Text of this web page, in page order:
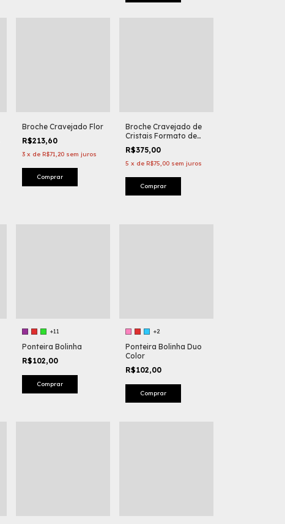
Broche Cravejado Flor
R$213,60
3 x de R$71,20 sem juros
Broche Cravejado de
Cristais Formato de
Flor
R$375,00
5 x de R$75,00 sem juros
+11
Ponteira Bolinha
R$102,00
Comprar
+2
Ponteira Bolinha Duo
Color
R$102,00
Comprar